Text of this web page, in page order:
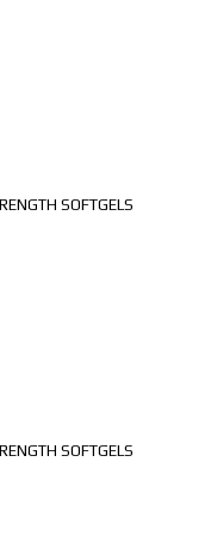
SOFTGELS
SOFTGELS